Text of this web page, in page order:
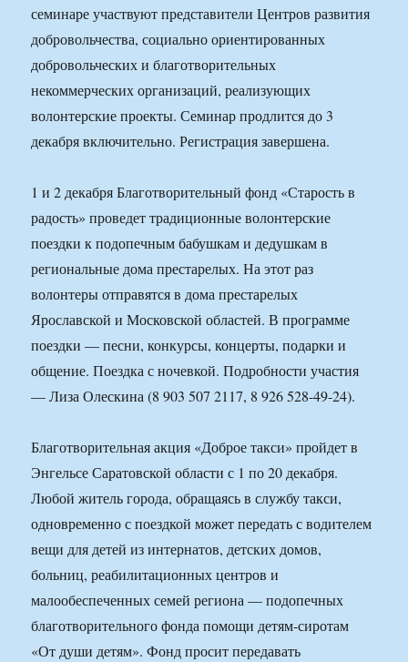
семинаре участвуют представители Центров развития
добровольчества, социально ориентированных
добровольческих и благотворительных
некоммерческих организаций, реализующих
волонтерские проекты. Семинар продлится до 3
декабря включительно. Регистрация завершена.
1 и 2 декабря Благотворительный фонд «Старость в
радость» проведет традиционные волонтерские
поездки к подопечным бабушкам и дедушкам в
региональные дома престарелых. На этот раз
волонтеры отправятся в дома престарелых
Ярославской и Московской областей. В программе
поездки — песни, конкурсы, концерты, подарки и
общение. Поездка с ночевкой. Подробности участия
— Лиза Олескина (8 903 507 2117, 8 926 528-49-24).
Благотворительная акция «Доброе такси» пройдет в
Энгельсе Саратовской области с 1 по 20 декабря.
Любой житель города, обращаясь в службу такси,
одновременно с поездкой может передать с водителем
вещи для детей из интернатов, детских домов,
больниц, реабилитационных центров и
малообеспеченных семей региона — подопечных
благотворительного фонда помощи детям-сиротам
«От души детям». Фонд просит передавать